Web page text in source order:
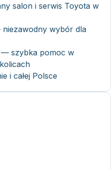
salon i serwis Toyota w
wybór dla
— szybka pomoc w
i całej Polsce